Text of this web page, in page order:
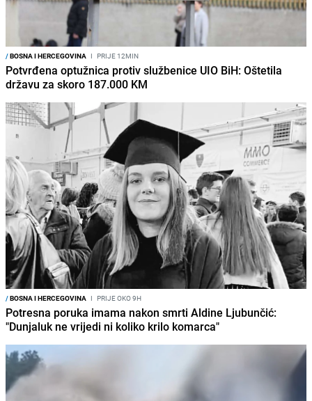
/BOSNA I HERCEGOVINA I PRIJE 12MIN
Potvrđena optužnica protiv službenice UIO BiH: Oštetila
državu za skoro 187.000 KM
/BOSNA I HERCEGOVINA I PRIJE OKO 9H
Potresna poruka imama nakon smrti Aldine Ljubunčić:
"Dunjaluk ne vrijedi ni koliko krilo komarca"